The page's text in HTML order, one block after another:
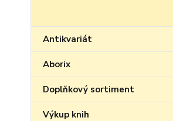
Antikvariát
Aborix
Doplňkový sortiment
Výkup knih